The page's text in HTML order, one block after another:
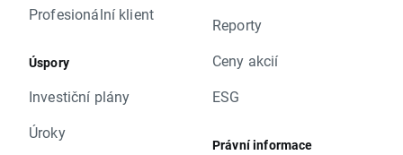
Profesionální klient
Úspory
Investiční plány
Úroky
Reporty
Ceny akcií
ESG
Právní informace